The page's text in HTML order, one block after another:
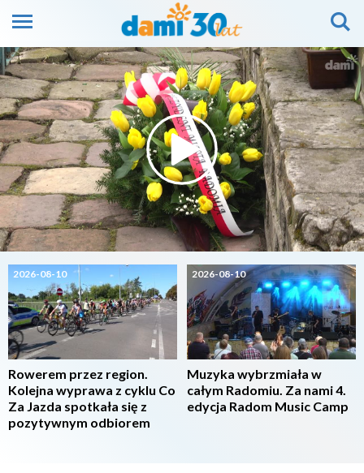
2026-08-10
Rowerem przez region.
Kolejna wyprawa z cyklu Co
Za Jazda spotkała się z
pozytywnym odbiorem
2026-08-10
Muzyka wybrzmiała w
całym Radomiu. Za nami 4.
edycja Radom Music Camp